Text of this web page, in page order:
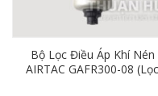
Bộ Lọc Điều Áp Khí Nén
AIRTAC GAFR300-08 (Lọc